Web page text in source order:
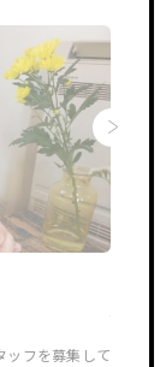
ッフを募集して